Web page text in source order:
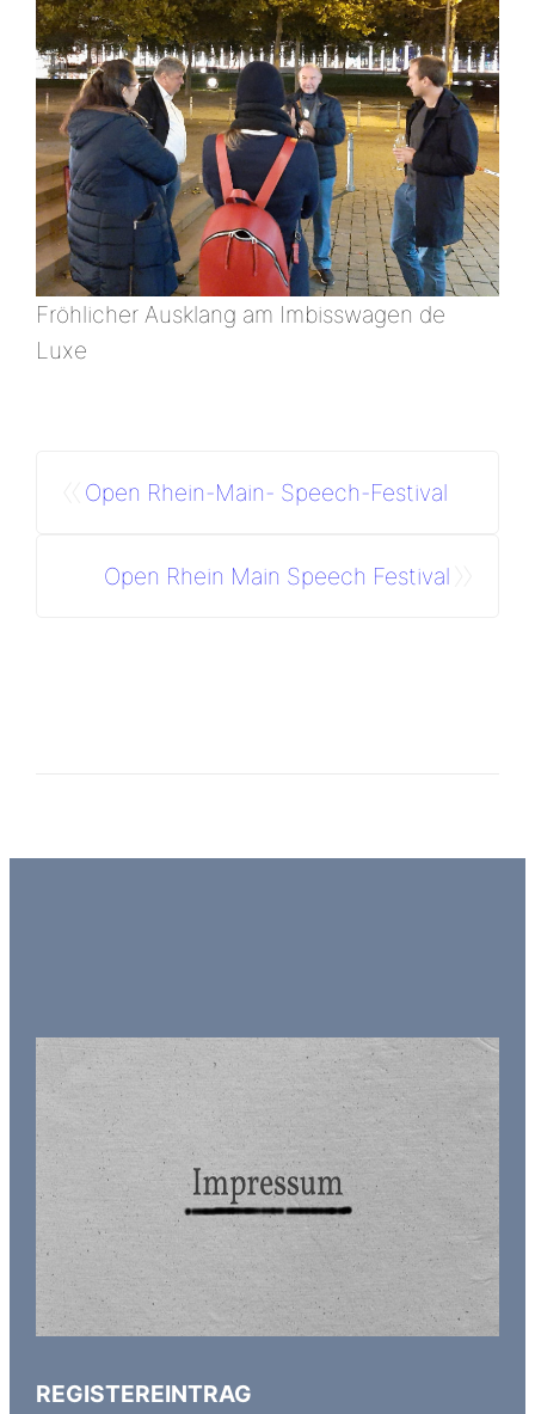
Fröhlicher Ausklang am Imbisswagen de
Luxe
Open Rhein-Main- Speech-Festival
Open Rhein Main Speech Festival
REGISTEREINTRAG